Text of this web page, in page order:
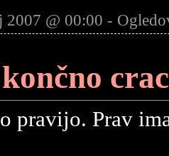
2007 @ 00:00 -
pravijo. Prav